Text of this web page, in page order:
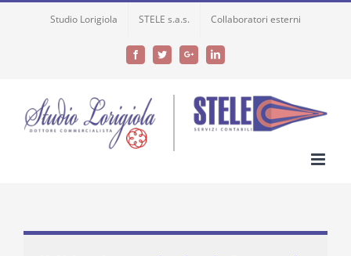
Studio Lorigiola STELE s.a.s. Collaboratori esterni
FacebookTwitterGoogle+LinkedIn